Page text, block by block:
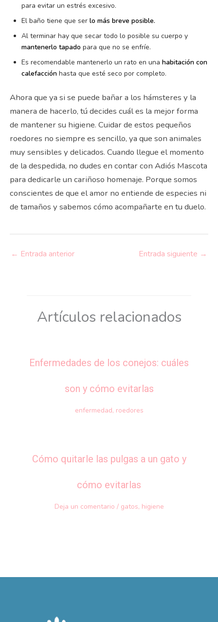
para evitar un estrés excesivo.
El baño tiene que ser lo más breve posible.
Al terminar hay que secar todo lo posible su cuerpo y
mantenerlo tapado para que no se enfríe.
Es recomendable mantenerlo un rato en una habitación con
calefacción hasta que esté seco por completo.
Ahora que ya si se puede bañar a los hámsteres y la
manera de hacerlo, tú decides cuál es la mejor forma
de mantener su higiene. Cuidar de estos pequeños
roedores no siempre es sencillo, ya que son animales
muy sensibles y delicados. Cuando llegue el momento
de la despedida, no dudes en contar con Adiós Mascota
para dedicarle un cariñoso homenaje. Porque somos
conscientes de que el amor no entiende de especies ni
de tamaños y sabemos cómo acompañarte en tu duelo.
← Entrada anterior Entrada siguiente →
Artículos relacionados
Enfermedades de los conejos: cuáles
son y cómo evitarlas
enfermedad, roedores
Cómo quitarle las pulgas a un gato y
cómo evitarlas
Deja un comentario / gatos, higiene